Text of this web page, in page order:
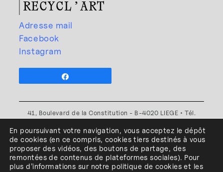
RECYCL’ART
Adresse mail
Facebook
Instagram
41, Boulevard de la Constitution - B-4020 LIEGE • Tél.
Plan d'accès•Politique de confidentialité•Politique de
cookies•Conditions générales
l'ESA Saint-Luc Liège est membre du
En poursuivant votre navigation, vous acceptez le dépôt
de cookies (en ce compris, cookiestiers destinés à vous
proposer des vidéos, des boutons de partage, des
remontées de contenus de plateformes sociales). Pour
plus d’informations sur notre politique de cookies et les